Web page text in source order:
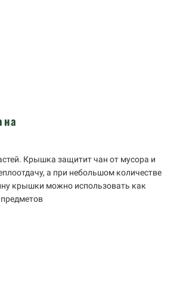
Крышка защитит чан от мусора и
а при небольшом количестве
крышки можно использовать как